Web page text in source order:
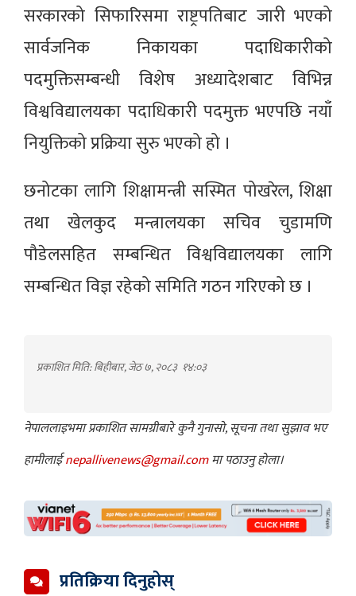
सरकारको सिफारिसमा राष्ट्रपतिबाट जारी भएको
सार्वजनिक निकायका पदाधिकारीको
पदमुक्तिसम्बन्धी विशेष अध्यादेशबाट विभिन्न
विश्वविद्यालयका पदाधिकारी पदमुक्त भएपछि नयाँ
नियुक्तिको प्रक्रिया सुरु भएको हो ।
छनोटका लागि शिक्षामन्त्री सस्मित पोखरेल, शिक्षा
तथा खेलकुद मन्त्रालयका सचिव चुडामणि
पौडेलसहित सम्बन्धित विश्वविद्यालयका लागि
सम्बन्धित विज्ञ रहेको समिति गठन गरिएको छ ।
प्रकाशित मिति: बिहीबार, जेठ ७, २०८३ १४:०३
नेपाललाइभमा प्रकाशित सामग्रीबारे कुनै गुनासो, सूचना तथा सुझाव भए
हामीलाईnepallivenews@gmail.comमा पठाउनु होला।
प्रतिक्रिया दिनुहोस्